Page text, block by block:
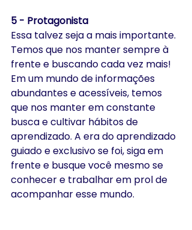
5 - Protagonista
Essa talvez seja a mais importante.
Temos que nos manter sempre à
frente e buscando cada vez mais!
Em um mundo de informações
abundantes e acessíveis, temos
que nos manter em constante
busca e cultivar hábitos de
aprendizado. A era do aprendizado
guiado e exclusivo se foi, siga em
frente e busque você mesmo se
conhecer e trabalhar em prol de
acompanhar esse mundo.